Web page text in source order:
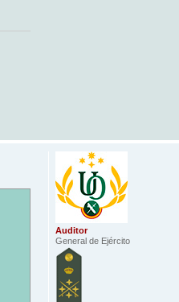
Auditor
General de Ejército